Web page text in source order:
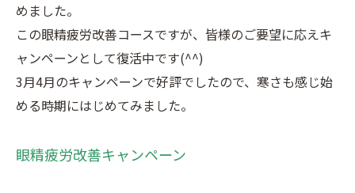
めました。
この眼精疲労改善コースですが、皆様のご要望に応えキ
ャンペーンとして復活中です(^^)
3月4月のキャンペーンで好評でしたので、寒さも感じ始
める時期にはじめてみました。
眼精疲労改善キャンペーン